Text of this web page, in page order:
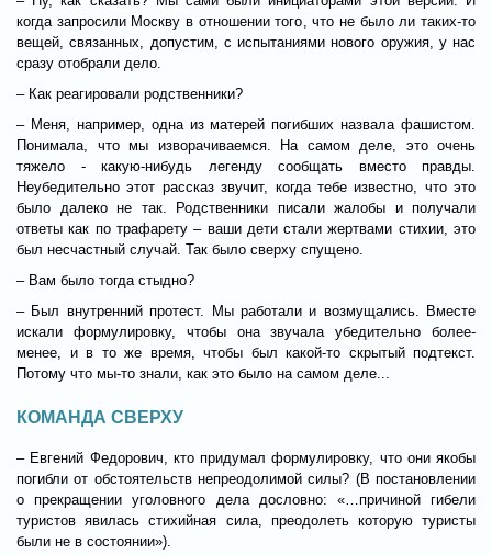
когда запросили Москву в отношении того, что не было ли таких-то
вещей, связанных, допустим, с испытаниями нового оружия, у нас
сразу отобрали дело.
– Как реагировали родственники?
– Меня, например, одна из матерей погибших назвала фашистом.
Понимала, что мы изворачиваемся. На самом деле, это очень
тяжело - какую-нибудь легенду сообщать вместо правды.
Неубедительно этот рассказ звучит, когда тебе известно, что это
было далеко не так. Родственники писали жалобы и получали
ответы как по трафарету – ваши дети стали жертвами стихии, это
был несчастный случай. Так было сверху спущено.
– Вам было тогда стыдно?
– Был внутренний протест. Мы работали и возмущались. Вместе
искали формулировку, чтобы она звучала убедительно более-
менее, и в то же время, чтобы был какой-то скрытый подтекст.
Потому что мы-то знали, как это было на самом деле...
КОМАНДА СВЕРХУ
– Евгений Федорович, кто придумал формулировку, что они якобы
погибли от обстоятельств непреодолимой силы? (В постановлении
о прекращении уголовного дела дословно: «…причиной гибели
туристов явилась стихийная сила, преодолеть которую туристы
были не в состоянии»).